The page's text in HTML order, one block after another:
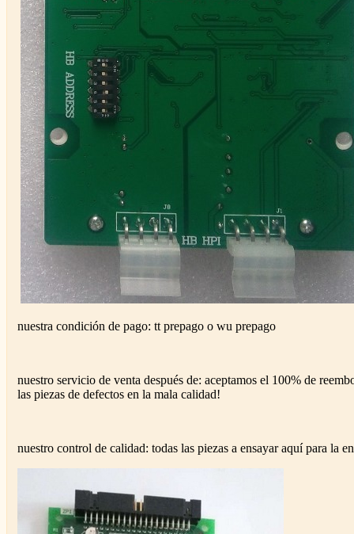
nuestra condición de pago: tt prepago o wu prepago
nuestro servicio de venta después de: aceptamos el 100% de
las piezas de defectos en la mala calidad!
nuestro control de calidad: todas las piezas a ensayar aquí para la